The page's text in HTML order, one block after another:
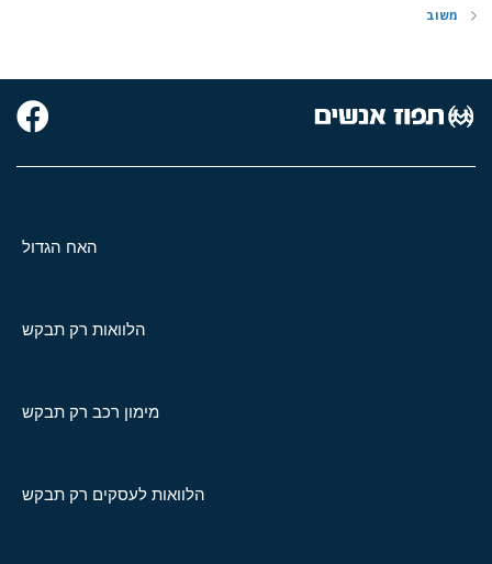
משוב
האח הגדול
הלוואות רק תבקש
מימון רכב רק תבקש
הלוואות לעסקים רק תבקש